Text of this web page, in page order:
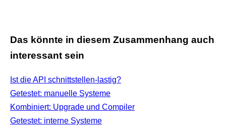
Das könnte in diesem Zusammenhang auch
interessant sein
Ist die API schnittstellen-lastig?
Getestet: manuelle Systeme
Kombiniert: Upgrade und Compiler
Getestet: interne Systeme